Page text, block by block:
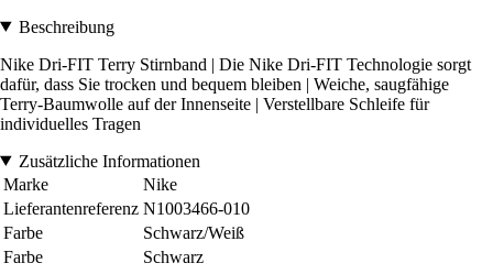
Beschreibung
Nike Dri-FIT Terry Stirnband | Die Nike Dri-FIT Technologie sorgt
dafür, dass Sie trocken und bequem bleiben | Weiche, saugfähige
Terry-Baumwolle auf der Innenseite | Verstellbare Schleife für
individuelles Tragen
Zusätzliche Informationen
Marke
Nike
Lieferantenreferenz N1003466-010
Farbe
Schwarz/Weiß
Farbe
Schwarz